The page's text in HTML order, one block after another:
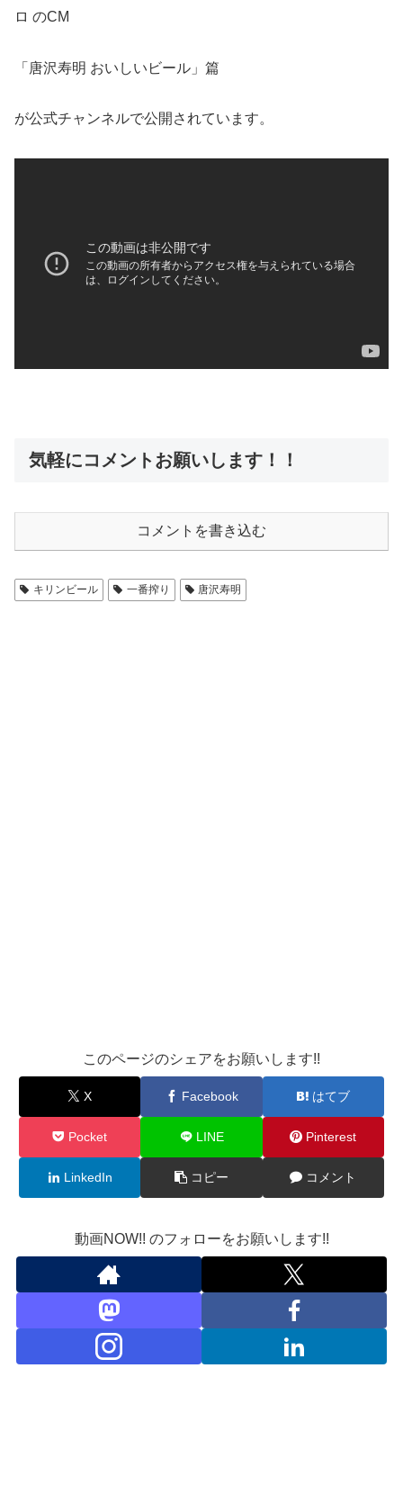
ロ のCM
「唐沢寿明 おいしいビール」篇
が公式チャンネルで公開されています。
気軽にコメントお願いします！！
コメントを書き込む
キリンビール 一番搾り 唐沢寿明
このページのシェアをお願いします!!
X Facebook はてブ
Pocket LINE Pinterest
LinkedIn コピー コメント
動画NOW!! のフォローをお願いします!!